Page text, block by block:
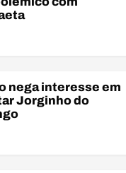
nega interesse em
Jorginho do